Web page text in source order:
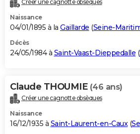
Créer une cagnotte obsèques
Naissance
04/01/1895 à la Gaillarde (Seine-
Décès
24/05/1984 à Saint-Vaast-Dieppedalle (
Claude THOUMIE (46 ans)
Créer une cagnotte obsèques
Naissance
16/12/1935 à Saint-Laurent-en-Caux(